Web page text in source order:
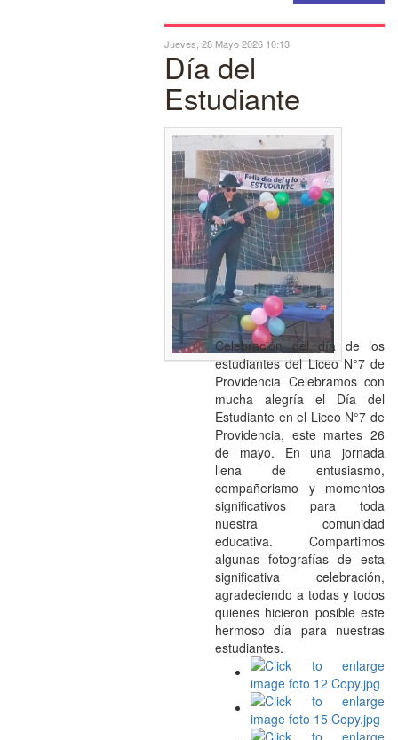
Jueves, 28 Mayo 2026 10:13
Día del
Estudiante
Celebración del día de los
estudiantes del Liceo N°7 de
Providencia Celebramos con
mucha alegría el Día del
Estudiante en el Liceo N°7 de
Providencia, este martes 26
de mayo. En una jornada
llena de entusiasmo,
compañerismo y momentos
significativos para toda
nuestra comunidad
educativa. Compartimos
algunas fotografías de esta
significativa celebración,
agradeciendo a todas y todos
quienes hicieron posible este
hermoso día para nuestras
estudiantes.